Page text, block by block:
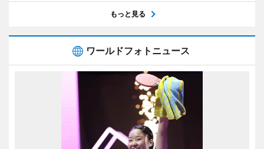
もっと見る
ワールドフォトニュース